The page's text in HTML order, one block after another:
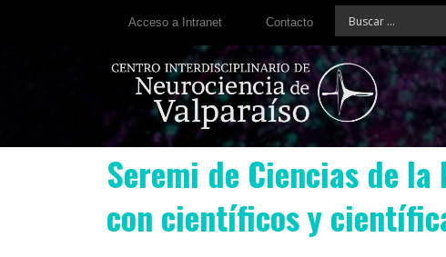
Acceso a Intranet Contacto
Seremi de Ciencias de
con científicos y